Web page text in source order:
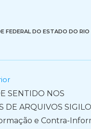
FEDERAL DO ESTADO DO RIO
SENTIDO NOS
DE ARQUIVOS
e Contra-